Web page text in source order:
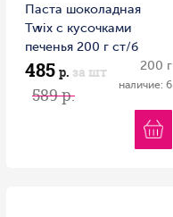
Паста шоколадная
Twix с кусочками
печенья 200 г ст/б
485 р. за шт
589 р.
200 г
наличие: 6